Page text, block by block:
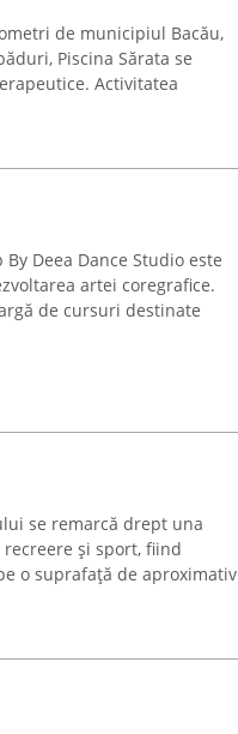
de municipiul Bacău,
Piscina Sărata se
Activitatea
Deea Dance Studio este
artei coregrafice.
de cursuri destinate
se remarcă drept una
și sport, fiind
o suprafață de aproximativ